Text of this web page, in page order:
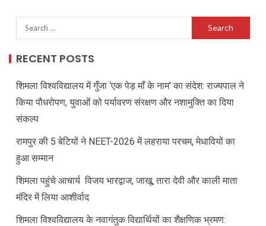
RECENT POSTS
शिमला विश्वविद्यालय में गुँजा ‘एक पेड़ माँ के नाम’ का संदेश: राज्यपाल ने
किया पौधरोपण, युवाओं को पर्यावरण संरक्षण और नशामुक्ति का दिया
संकल्प
रामपुर की 5 बेटियों ने NEET-2026 में लहराया परचम, मेधावियों का
हुआ सम्मान
शिमला पहुंचे आचार्य विजय भारद्वाज, जाखू, तारा देवी और काली माता
मंदिर में लिया आशीर्वाद
शिमला विश्वविद्यालय के नवागंतुक विद्यार्थियों का शैक्षणिक भ्रमण: